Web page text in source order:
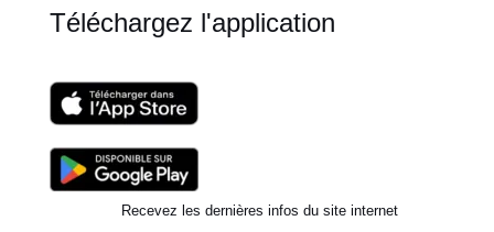
Téléchargez l'application
Recevez les dernières infos du site internet